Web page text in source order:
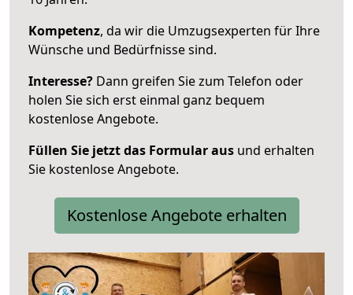
Kompetenz, da wir die Umzugsexperten für Ihre
Wünsche und Bedürfnisse sind.
Interesse? Dann greifen Sie zum Telefon oder
holen Sie sich erst einmal ganz bequem
kostenlose Angebote.
Füllen Sie jetzt das Formular aus und erhalten
Sie kostenlose Angebote.
Kostenlose Angebote erhalten